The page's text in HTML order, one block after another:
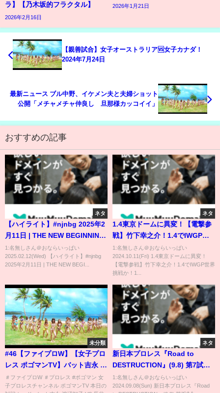
ラ】【乃木坂的フラクタル】
2026年2月16日
2026年1月21日
【親善試合】女子オーストラリア🆚女子カナダ！
2024年7月24日
最新ニュース ブル中野、イケメン夫と夫婦ショット
公開「メチャメチャ仲良し 旦那様カッコイイ」
おすすめの記事
ネタ
【ハイライト】#njnbg 2025年2
月11日 | THE NEW BEGINNING
in OSAKA HIGHLIGHTS｜
2/4/25
1:名無しさん＠おならいっぱい
2025.02.12(Wed) 【ハイライト】#njnbg
2025年2月11日 | THE NEW BEGI...
ネタ
1.4東京ドームに異変！【電撃参
戦】竹下幸之介！1.4でIWGP世
界挑戦か！12月米国大会が注
目！第１弾参戦選手発表！新日
本プロレス njpw njkopw
1:名無しさん＠おならいっぱい
2024.10.11(Fri) 1.4東京ドームに異変！
【電撃参戦】竹下幸之介！1.4でIWGP世界
挑戦か！1...
未分類
#46【ファイプロW】【女子プロ
レス ポゴマンTV】バット吉永 渡
辺智子 VS 長谷川咲恵 デビー・
マレンコ
＃ファイプロW ＃プロレス #ポゴマン 女
子プロレスチャンネル ポゴマンTV 本日の
ネタ
新日本プロレス『Road to
DESTRUCTION』(9.8) 第7試合
#shorts
1:名無しさん＠おならいっぱい
2024.09.08(Sun) 新日本プロレス『Road